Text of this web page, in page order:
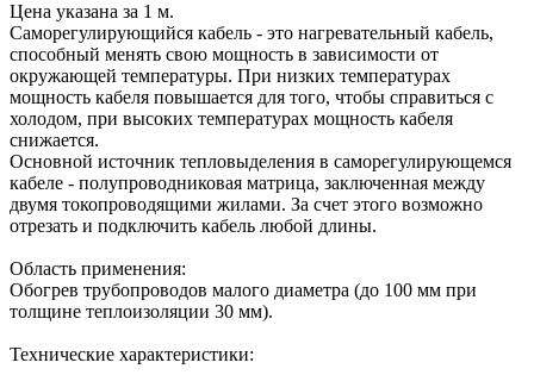
Цена указана за 1 м.
Саморегулирующийся кабель - это нагревательный кабель,
способный менять свою мощность в зависимости от
окружающей температуры. При низких температурах
мощность кабеля повышается для того, чтобы справиться с
холодом, при высоких температурах мощность кабеля
снижается.
Основной источник тепловыделения в саморегулирующемся
кабеле - полупроводниковая матрица, заключенная между
двумя токопроводящими жилами. За счет этого возможно
отрезать и подключить кабель любой длины.
Область применения:
Обогрев трубопроводов малого диаметра (до 100 мм при
толщине теплоизоляции 30 мм).
Технические характеристики: